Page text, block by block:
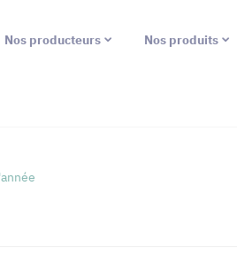
Nos producteurs Nos produits